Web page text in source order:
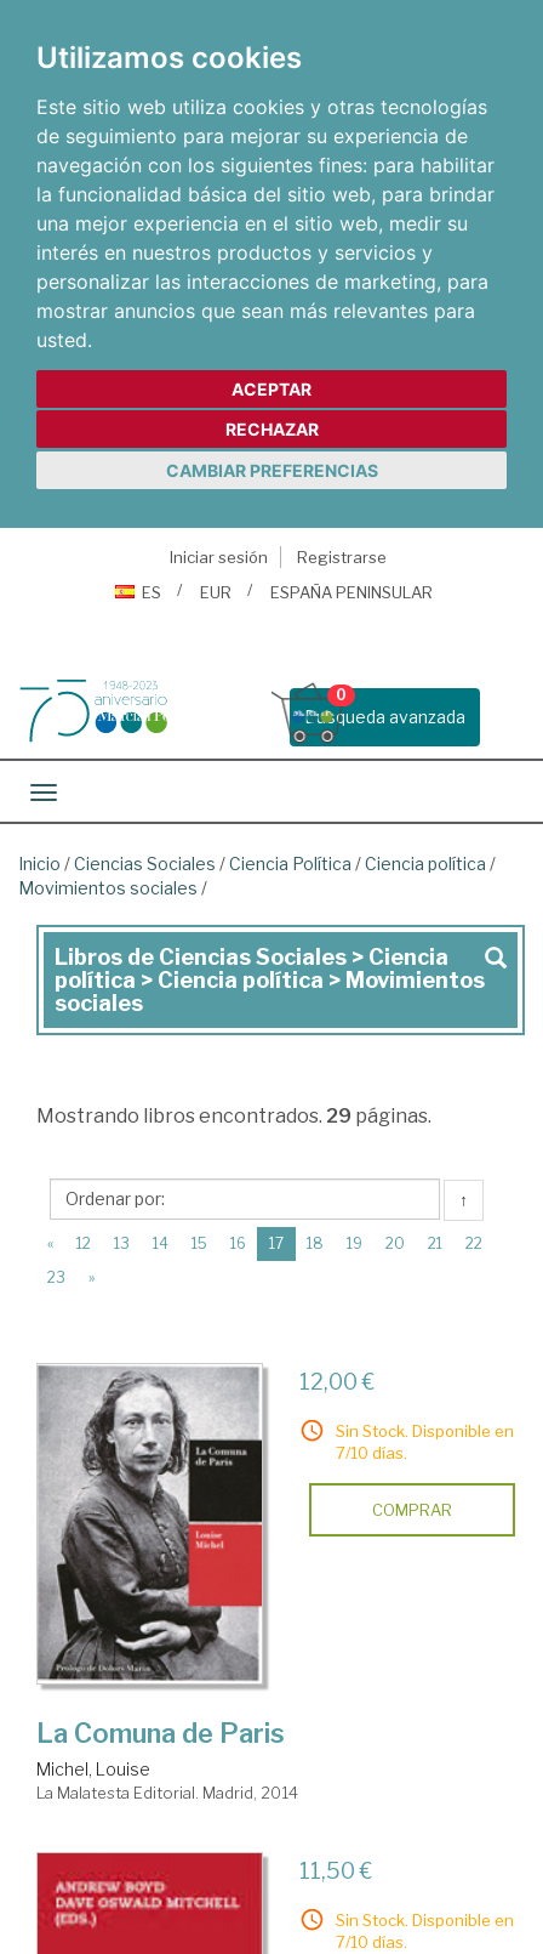
Utilizamos cookies
Este sitio web utiliza cookies y otras tecnologías
de seguimiento para mejorar su experiencia de
navegación con los siguientes fines: para habilitar
la funcionalidad básica del sitio web, para brindar
una mejor experiencia en el sitio web, medir su
interés en nuestros productos y servicios y
personalizar las interacciones de marketing, para
mostrar anuncios que sean más relevantes para
usted.
ACEPTAR
RECHAZAR
CAMBIAR PREFERENCIAS
Iniciar sesión
Registrarse
ES
EUR ESPAÑA PENINSULAR
Busqueda avanzada
0
Toggle navigation
Inicio /Ciencias Sociales /Ciencia Política /Ciencia política /
Movimientos sociales /
Libros
de
Ciencias
>
política
>
Ciencia
Movimientos
sociales
Libros de Ciencias Sociales > Ciencia
política > Ciencia política > Movimientos
sociales
Mostrando libros encontrados. 29 páginas.
↑
« 12 13 14 15 16 17(current)
18 19 20 21
22
23
»
12,00 €
Sin Stock. Disponible en
7/10 días.
COMPRAR
La Comuna de Paris
Michel, Louise
La Malatesta Editorial. Madrid, 2014
11,50 €
Sin Stock. Disponible en
7/10 días.